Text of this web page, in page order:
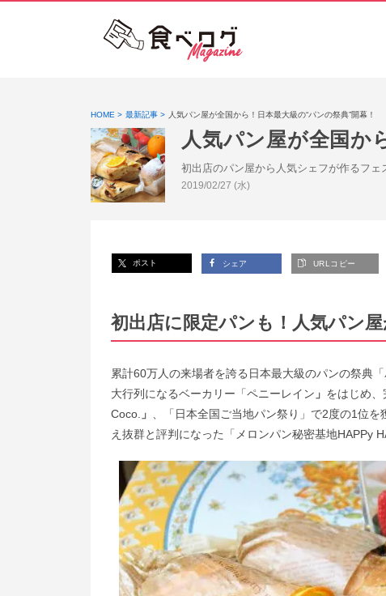
HOME 最新記事 人気パン屋が全国から！日本最大級の“パンの祭典”開幕！
人気パン屋が全国か
初出店のパン屋から人気シェフが作るフェ
投稿日:
2019/02/27 (水)
ポスト シェア URLコピー
初出店に限定パンも！人気パン
累計60万人の来場者を誇る日本最大級のパンの祭
大行列になるベーカリー「ペニーレイン 」 をはじめ
Coco. 」 、「日本全国ご当地パン祭り」で2度の1位
え抜群と評判になった「メロンパン秘密基地HAPPy